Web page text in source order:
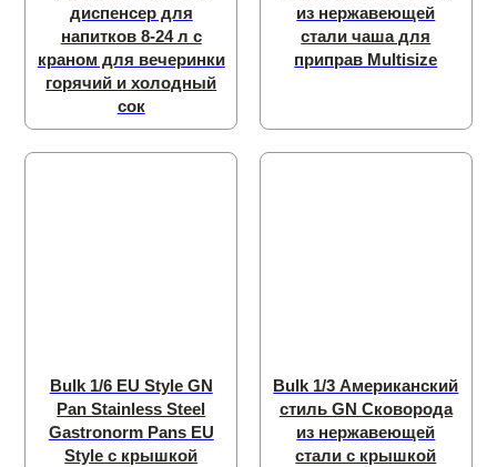
диспенсер для
напитков 8-24 л с
краном для вечеринки
горячий и холодный
сок
из нержавеющей
стали чаша для
приправ Multisize
Bulk 1/6 EU Style GN
Pan Stainless Steel
Gastronorm Pans EU
Style с крышкой
Bulk 1/3 Американский
стиль GN Сковорода
из нержавеющей
стали с крышкой